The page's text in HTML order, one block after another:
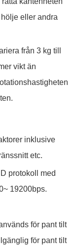
eller andra
från 3 kg till
vikt än
inklusive
etc.
protokoll med
19200bps.
för pant tilt
för pant tilt